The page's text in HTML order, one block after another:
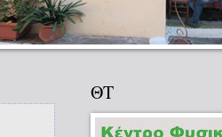
ΘΤ